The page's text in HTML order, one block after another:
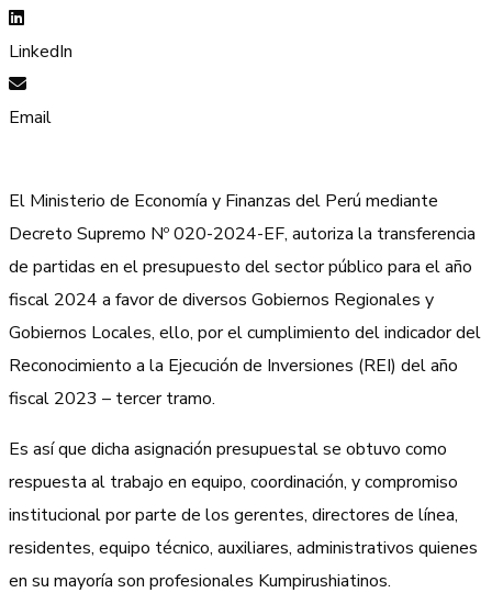
LinkedIn
Email
El Ministerio de Economía y Finanzas del Perú mediante
Decreto Supremo Nº 020-2024-EF, autoriza la transferencia
de partidas en el presupuesto del sector público para el año
fiscal 2024 a favor de diversos Gobiernos Regionales y
Gobiernos Locales, ello, por el cumplimiento del indicador del
Reconocimiento a la Ejecución de Inversiones (REI) del año
fiscal 2023 – tercer tramo.
Es así que dicha asignación presupuestal se obtuvo como
respuesta al trabajo en equipo, coordinación, y compromiso
institucional por parte de los gerentes, directores de línea,
residentes, equipo técnico, auxiliares, administrativos quienes
en su mayoría son profesionales Kumpirushiatinos.